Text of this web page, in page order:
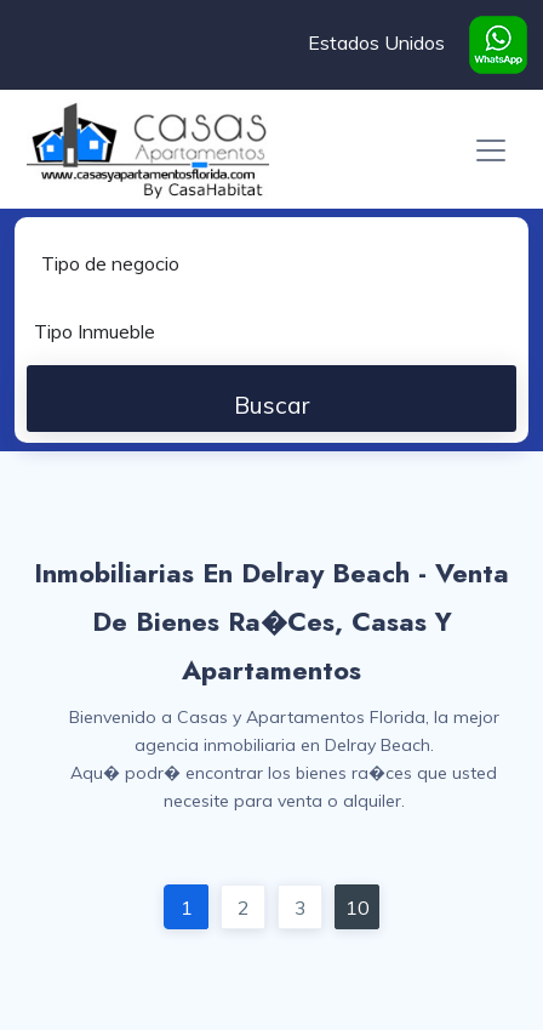
Estados Unidos
Inmobiliarias En Delray Beach - Venta
De Bienes Ra�ces, Casas Y
Apartamentos
Bienvenido a Casas y Apartamentos Florida, la mejor
agencia inmobiliaria en Delray Beach.
Aqu� podr� encontrar los bienes ra�ces que usted
necesite para venta o alquiler.
1 2 3 10